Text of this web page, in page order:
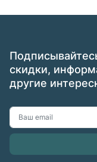
скидки,
другие